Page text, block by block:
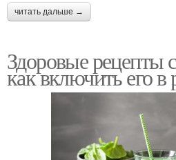
читать дальше →
Здоровые рецепты
как включить его в